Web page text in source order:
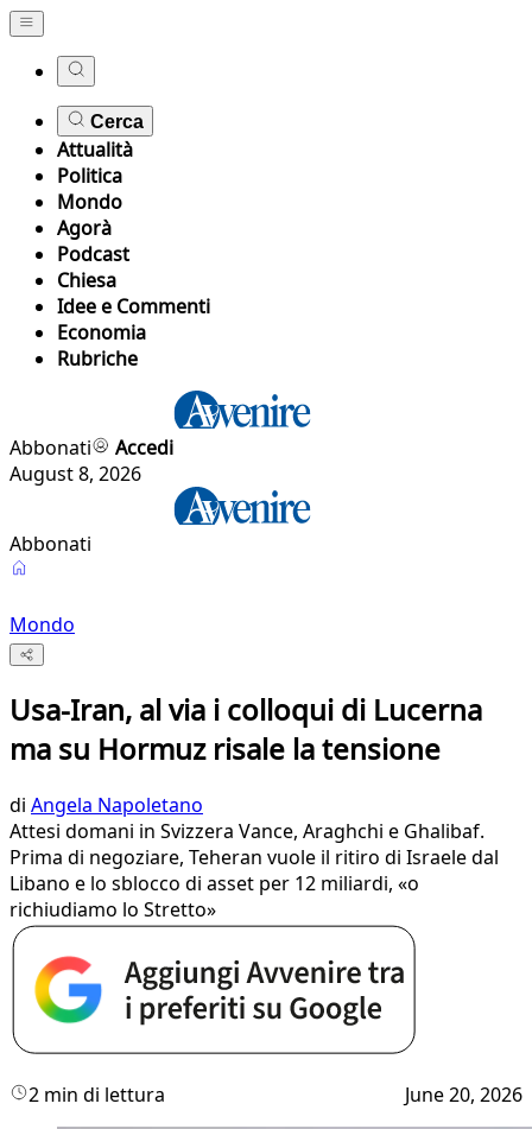
Cerca
Attualità
Politica
Mondo
Agorà
Podcast
Chiesa
Idee e Commenti
Economia
Rubriche
Abbonati
Accedi
August 8, 2026
Abbonati
Mondo
Usa-Iran, al via i colloqui di Lucerna
ma su Hormuz risale la tensione
di Angela Napoletano
Attesi domani in Svizzera Vance, Araghchi e Ghalibaf.
Prima di negoziare, Teheran vuole il ritiro di Israele dal
Libano e lo sblocco di asset per 12 miliardi, «o
richiudiamo lo Stretto»
2 min di lettura June 20, 2026